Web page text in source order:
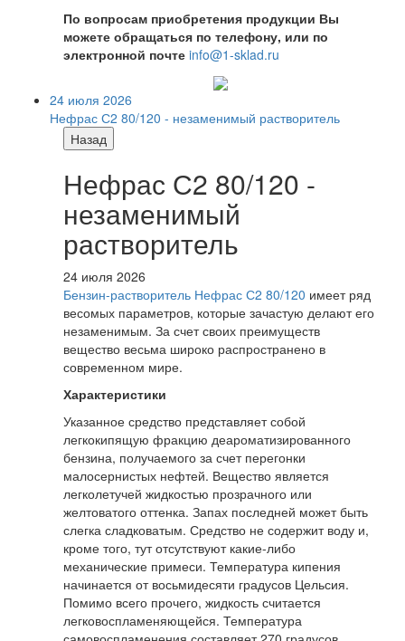
По вопросам приобретения продукции Вы
можете обращаться по телефону, или по
электронной почте info@1-sklad.ru
24 июля 2026
Нефрас С2 80/120 - незаменимый растворитель
Назад
Нефрас С2 80/120 -
незаменимый
растворитель
24 июля 2026
Бензин-растворитель Нефрас С2 80/120 имеет ряд
весомых параметров, которые зачастую делают его
незаменимым. За счет своих преимуществ
вещество весьма широко распространено в
современном мире.
Характеристики
Указанное средство представляет собой
легкокипящую фракцию деароматизированного
бензина, получаемого за счет перегонки
малосернистых нефтей. Вещество является
легколетучей жидкостью прозрачного или
желтоватого оттенка. Запах последней может быть
слегка сладковатым. Средство не содержит воду и,
кроме того, тут отсутствуют какие-либо
механические примеси. Температура кипения
начинается от восьмидесяти градусов Цельсия.
Помимо всего прочего, жидкость считается
легковоспламеняющейся. Температура